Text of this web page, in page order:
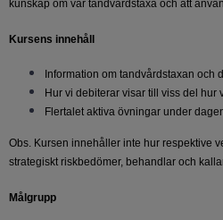
kunskap om vår tandvårdstaxa och att
Kursens innehåll
Information om tandvårdstaxan och
Hur vi debiterar visar till viss del
Flertalet aktiva övningar under
Obs. Kursen innehåller inte hur respektive
strategiskt riskbedömer, behandlar och
Målgrupp